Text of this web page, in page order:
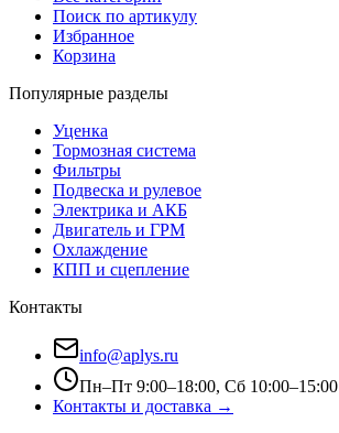
Поиск по артикулу
Избранное
Корзина
Популярные разделы
Уценка
Тормозная система
Фильтры
Подвеска и рулевое
Электрика и АКБ
Двигатель и ГРМ
Охлаждение
КПП и сцепление
Контакты
info@aplys.ru
Пн–Пт 9:00–18:00, Сб 10:00–15:00
Контакты и доставка →